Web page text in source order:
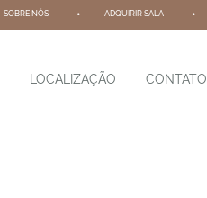
SOBRE NÓS ADQUIRIR SALA
LOCALIZAÇÃO CONTATO